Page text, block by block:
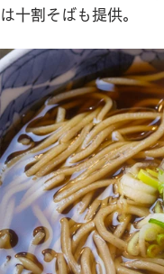
は十割そばも提供。